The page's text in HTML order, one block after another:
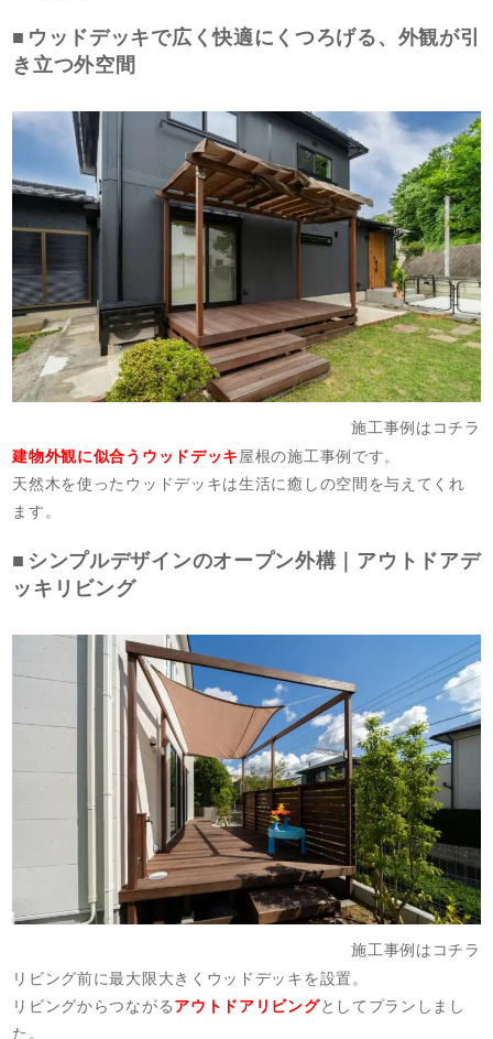
ウッドデッキで広く快適にくつろげる、外観が引
き立つ外空間
施工事例はコチラ
建物外観に似合うウッドデッキ 屋根の施工事例です。
天然木を使ったウッドデッキは生活に癒しの空間を与えてくれ
ます。
シンプルデザインのオープン外構｜アウトドアデ
ッキリビング
施工事例はコチラ
リビング前に最大限大きくウッドデッキを設置。
リビングからつながるアウトドアリビングとしてプランしまし
た。